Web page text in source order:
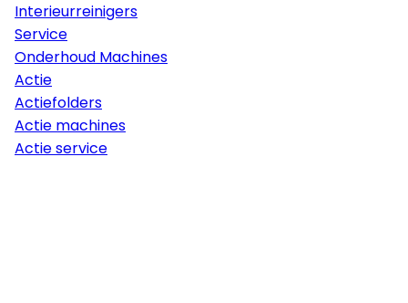
Interieurreinigers
Service
Onderhoud Machines
Actie
Actiefolders
Actie machines
Actie service